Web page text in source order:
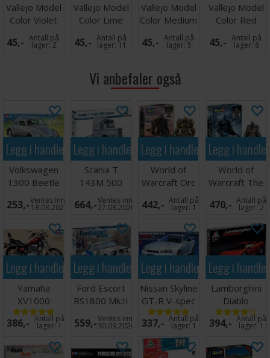
Vallejo Model
Color Violet
Red
45,- Antall på
lager:2
Vallejo Model
Color Lime
Green
45,- Antall på
lager: 11
Vallejo Model
Color Medium
Blue 17ml
45,- Antall på
lager:5
Vallejo Model
Color Red
17ml
45,- Antall på
lager:8
Vi anbefaler også
Legg i handlekurven
Volkswagen
1300 Beetle
253,-Ventes inn
18.08.2026
Legg i handlekurven
Scania T
143M 500
Topline
664,-Ventes inn
27.08.2026
Legg i handlekurven
World of
Warcraft Orc
Thrall
442,- Antall på
lager:1
Legg i
World of
Warcraft The
Lich King
470,- Antall på
lager:2
Legg i handlekurven
Yamaha
XV1000
Virago
386,- Antall på
lager:1
Legg i handlekurven
Ford Escort
RS1800 Mk.II
16,7 cm
559,-Ventes inn
30.09.2026
Legg i handlekurven
Nissan Skyline
GT-R V-spec
II R34
337,- Antall på
lager:1
Legg i
Lamborghini
Diablo
394,- Antall på
lager:1